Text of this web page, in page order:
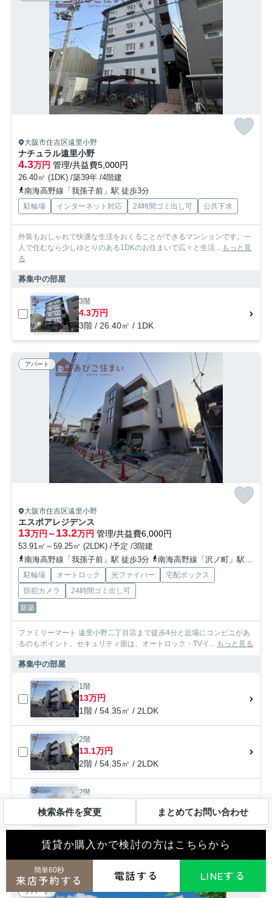
大阪市住吉区遠里小野
ナチュラル遠里小野
4.3万円 管理/共益費5,000円
26.40㎡ (1DK) /築39年 /4階建
南海高野線「我孫子前」駅 徒歩3分
駐輪場 インターネット対応 24時間ゴミ出し可 公共下水
外装もおしゃれで快適な生活をおくることができるマンションです。一
人で住むなら少しゆとりのある1DKのお住まいで広々と生活... もっと見
る
募集中の部屋
3階
4.3万円
3階 / 26.40㎡ / 1DK
アパート
大阪市住吉区遠里小野
エスポアレジデンス
13万円～13.2万円 管理/共益費6,000円
53.91㎡～59.25㎡ (2LDK) /予定 /3階建
南海高野線「我孫子前」駅 徒歩3分
南海高野線「沢ノ町」駅 徒歩12分
駐輪場 オートロック 光ファイバー
宅配ボックス
防犯カメラ
24時間ゴミ出し可
新築
ファミリーマート 遠里小野二丁目店まで徒歩4分と近場にコンビニがあ
るのもポイント。セキュリティ面は、オートロック・TVイ... もっと見る
募集中の部屋
1階
13万円
1階 / 54.35㎡ / 2LDK
2階
13.1万円
2階 / 54.35㎡ / 2LDK
2階
2階 / 59.25㎡ / 2LDK
すべて見る（全6戸）
アパート
検索条件を変更 まとめてお問い合わせ
賃貸か購入かで検討の方はこちらから
簡単60秒
来店予約する 電話する LINEする